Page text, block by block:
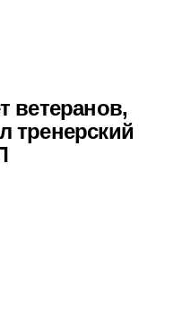
ветеранов,
тренерский